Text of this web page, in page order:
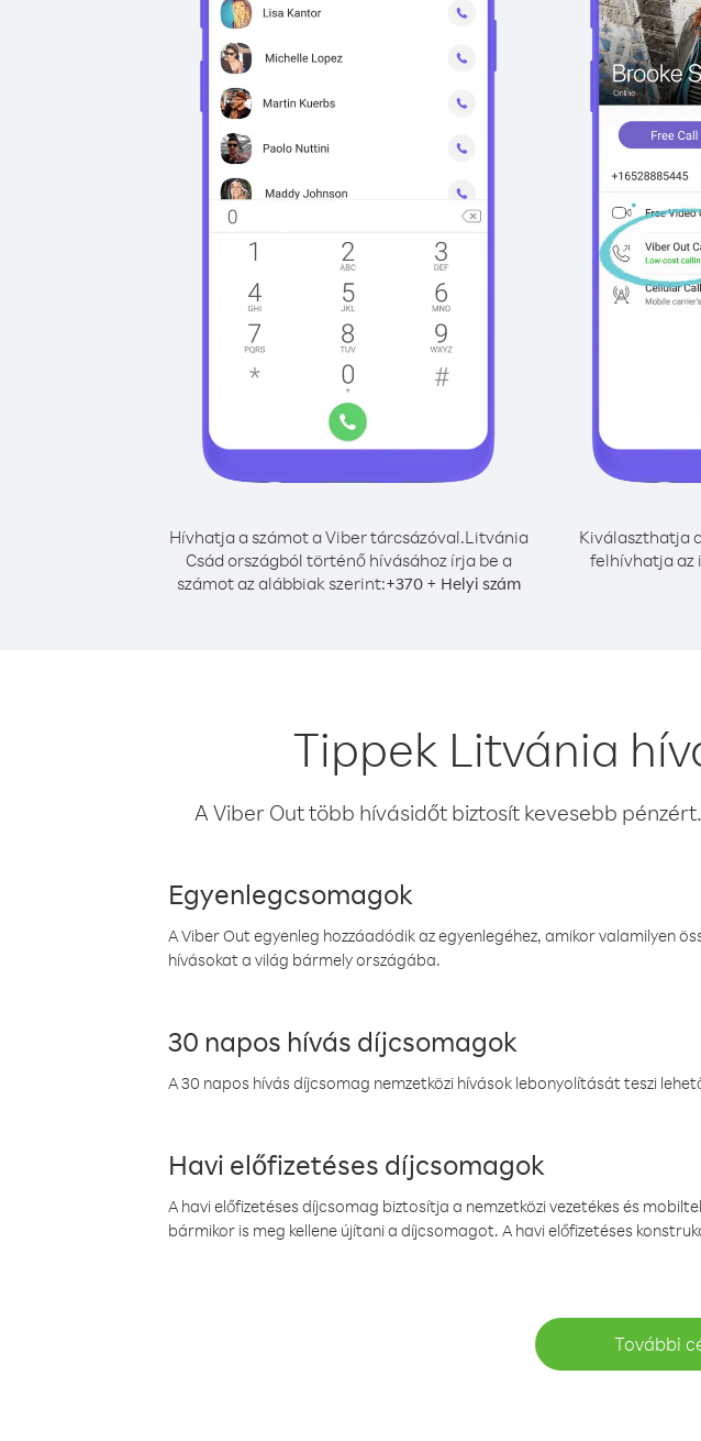
Hívhatja a számot a Viber tárcsázóval.Litvánia
Csád országból történő hívásához írja be a
számot az alábbiak szerint:+370+ Helyi szám
Kiválaszthatja
felhívhatja az
Tippek Litvánia
A Viber Out több hívásidőt biztosít kevesebb
Egyenlegcsomagok
A Viber Out egyenleg hozzáadódik az egyenlegéhez, amikor valamilyen
hívásokat a világ bármely országába.
30 napos hívás díjcsomagok
A 30 napos hívás díjcsomag nemzetközi hívások lebonyolítását teszi
Havi előfizetéses díjcsomagok
A havi előfizetéses díjcsomag biztosítja a nemzetközi vezetékes és
bármikor is meg kellene újítani a díjcsomagot. A havi előfizetéses
További